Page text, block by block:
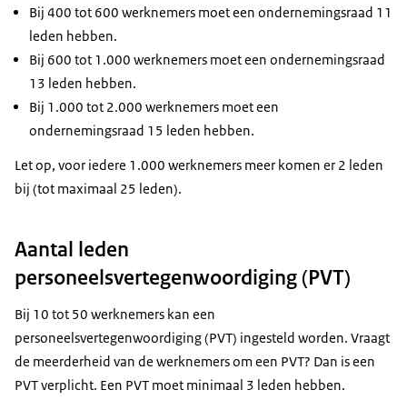
Bij 400 tot 600 werknemers moet een ondernemingsraad 11
leden hebben.
Bij 600 tot 1.000 werknemers moet een ondernemingsraad
13 leden hebben.
Bij 1.000 tot 2.000 werknemers moet een
ondernemingsraad 15 leden hebben.
Let op, voor iedere 1.000 werknemers meer komen er 2 leden
bij (tot maximaal 25 leden).
Aantal leden
personeelsvertegenwoordiging (PVT)
Bij 10 tot 50 werknemers kan een
personeelsvertegenwoordiging (PVT) ingesteld worden. Vraagt
de meerderheid van de werknemers om een PVT? Dan is een
PVT verplicht. Een PVT moet minimaal 3 leden hebben.